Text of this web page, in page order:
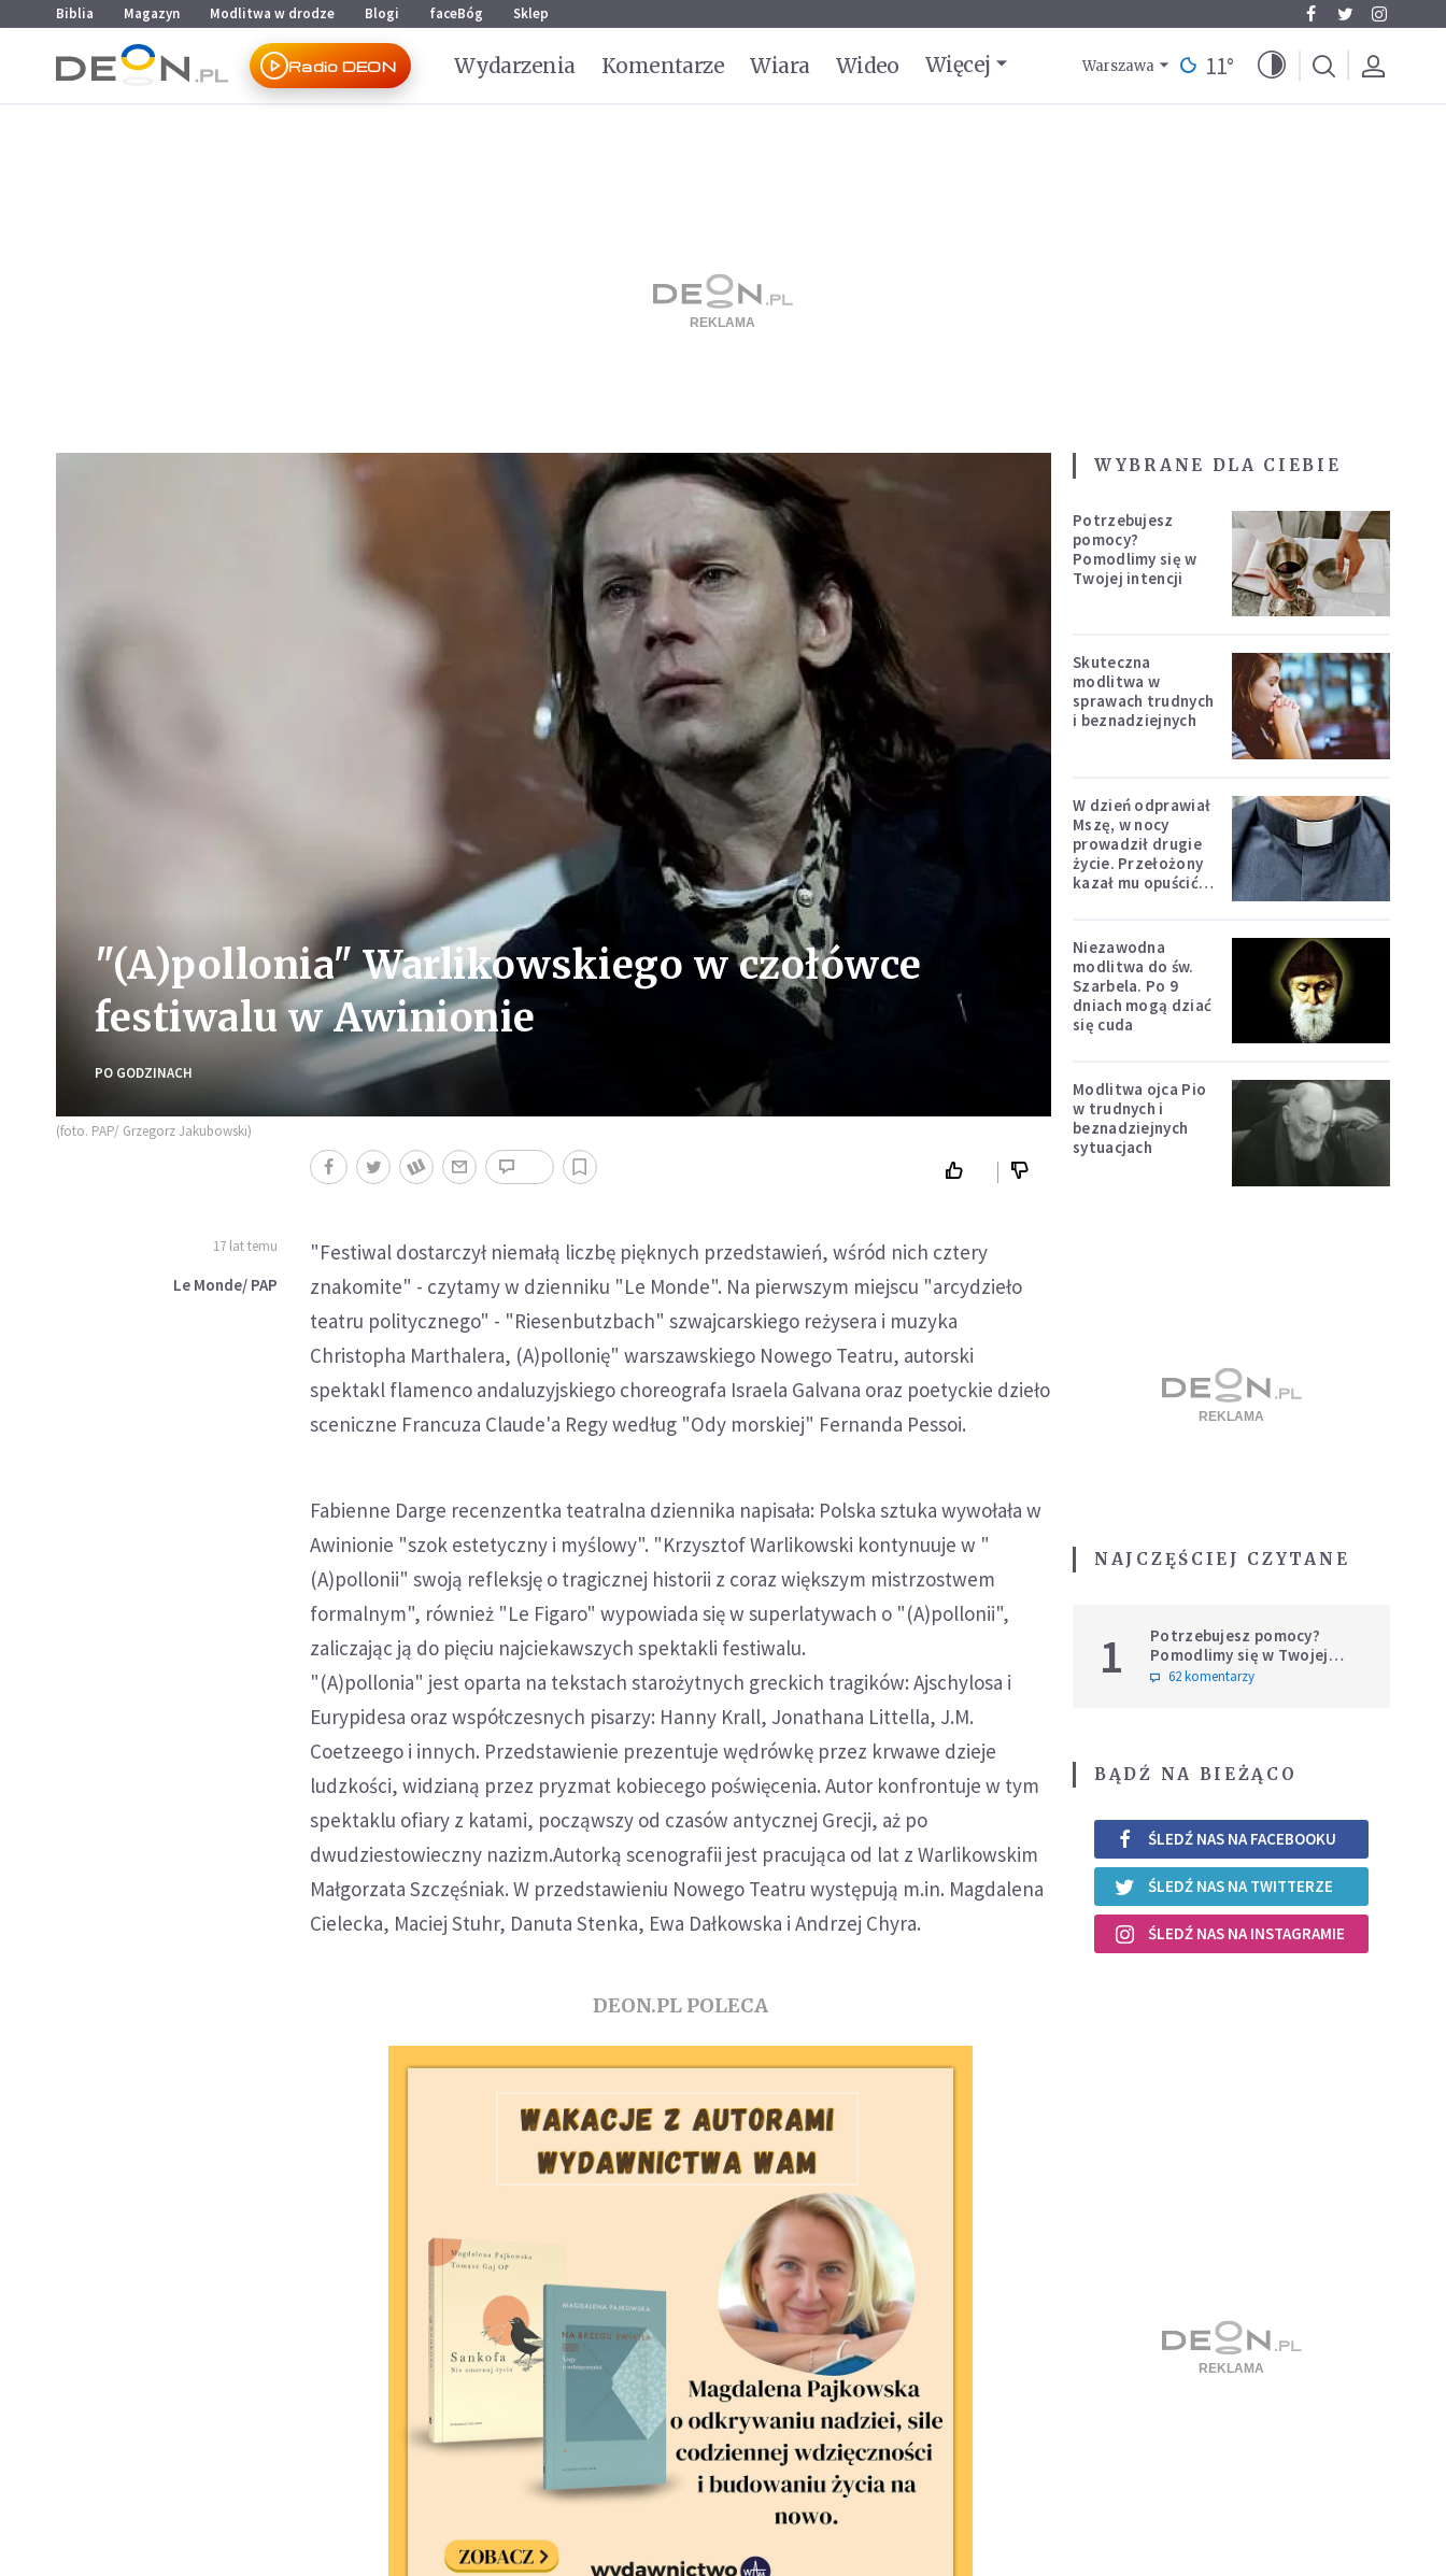
Przejdź do menu głównego
Przejdź do treści
Biblia Magazyn Modlitwa w drodze Blogi faceBóg Sklep
Radio DEON Wydarzenia Komentarze Wiara Wideo Więcej Warszawa 11°
"(A)pollonia" Warlikowskiego w czołówce
festiwalu w Awinionie
PO GODZINACH
(foto. PAP/ Grzegorz Jakubowski)
17 lat temu
Le Monde/ PAP
"Festiwal dostarczył niemałą liczbę pięknych przedstawień, wśród nich cztery
znakomite" - czytamy w dzienniku "Le Monde". Na pierwszym miejscu "arcydzieło
teatru politycznego" - "Riesenbutzbach" szwajcarskiego reżysera i muzyka
Christopha Marthalera, (A)pollonię" warszawskiego Nowego Teatru, autorski
spektakl flamenco andaluzyjskiego choreografa Israela Galvana oraz poetyckie dzieło
sceniczne Francuza Claude'a Regy według "Ody morskiej" Fernanda Pessoi.
Fabienne Darge recenzentka teatralna dziennika napisała: Polska sztuka wywołała w
Awinionie "szok estetyczny i myślowy". "Krzysztof Warlikowski kontynuuje w "
(A)pollonii" swoją refleksję o tragicznej historii z coraz większym mistrzostwem
formalnym", również "Le Figaro" wypowiada się w superlatywach o "(A)pollonii",
zaliczając ją do pięciu najciekawszych spektakli festiwalu.
"(A)pollonia" jest oparta na tekstach starożytnych greckich tragików: Ajschylosa i
Eurypidesa oraz współczesnych pisarzy: Hanny Krall, Jonathana Littella, J.M.
Coetzeego i innych. Przedstawienie prezentuje wędrówkę przez krwawe dzieje
ludzkości, widzianą przez pryzmat kobiecego poświęcenia. Autor konfrontuje w tym
spektaklu ofiary z katami, począwszy od czasów antycznej Grecji, aż po
dwudziestowieczny nazizm.Autorką scenografii jest pracująca od lat z Warlikowskim
Małgorzata Szczęśniak. W przedstawieniu Nowego Teatru występują m.in. Magdalena
Cielecka, Maciej Stuhr, Danuta Stenka, Ewa Dałkowska i Andrzej Chyra.
DEON.PL POLECA
WYBRANE DLA CIEBIE
Potrzebujesz
pomocy?
Pomodlimy się w
Twojej intencji
Skuteczna
modlitwa w
sprawach trudnych
i beznadziejnych
W dzień odprawiał
Mszę, w nocy
prowadził drugie
życie. Przełożony
kazał mu opuścić
Niezawodna
modlitwa do św.
Szarbela. Po 9
dniach mogą dziać
się cuda
Modlitwa ojca Pio
w trudnych i
beznadziejnych
sytuacjach
NAJCZĘŚCIEJ CZYTANE
1
Potrzebujesz pomocy?
Pomodlimy się w Twojej
intencji
62 komentarzy
BĄDŹ NA BIEŻĄCO
ŚLEDŹ NAS NA FACEBOOKU
ŚLEDŹ NAS NA TWITTERZE
ŚLEDŹ NAS NA INSTAGRAMIE